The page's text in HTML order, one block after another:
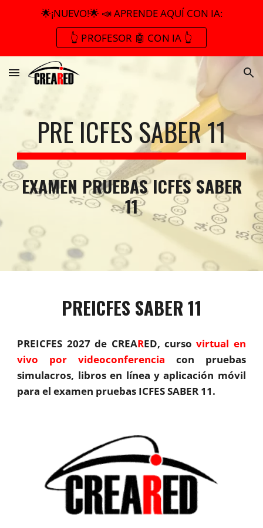
Skip to main content
🌟¡NUEVO!🌟 📣 APRENDE AQUÍ CON IA:
👆 PROFESOR 🤖 CON IA 👆
PRE ICFES SABER 11
EXAMEN PRUEBAS ICFES SABER
11
PREICFES SABER 11
PREICFES 2027de CREARED, cursovirtual en
vivo por videoconferencia
con pruebas
simulacros, libros en línea y aplicación móvil
paraelexamen pruebas ICFES SABER 11.